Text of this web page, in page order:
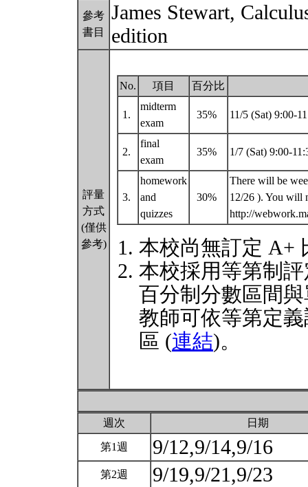
參考
書目
James Stewart,
edition
評量
方式
(僅供
參考)
No. 項目 百分比
1.
midterm
exam
35% 11/5 (Sat) 9:00-
2.
final
exam
35% 1/7 (Sat) 9:00-
3.
homework
and
quizzes
30%
There will be
12/26 ). You will
http://
本校尚無訂定 A+
本校採用等第制
百分制分數區間
教師可依等第定
區 (連結)。
週次 日期
第1週 9/12,9/14,9/16
第2週 9/19,9/21,9/23